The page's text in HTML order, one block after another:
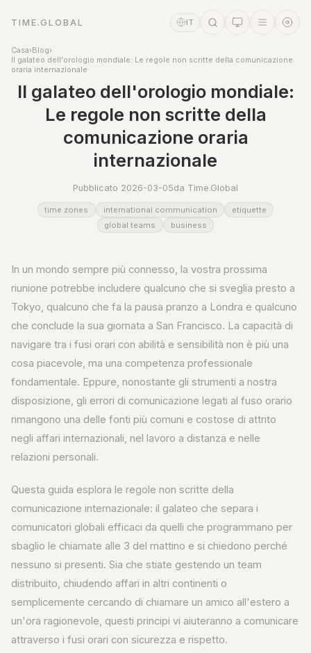
TIME.GLOBAL IT
Casa›Blog›
Il galateo dell'orologio mondiale: Le regole non scritte della comunicazione
oraria internazionale
Il galateo dell'orologio mondiale:
Le regole non scritte della
comunicazione oraria
internazionale
Pubblicato 2026-03-05da Time.Global
time zones international communication
etiquette
global teams
business
In un mondo sempre più connesso, la vostra prossima
riunione potrebbe includere qualcuno che si sveglia presto a
Tokyo, qualcuno che fa la pausa pranzo a Londra e qualcuno
che conclude la sua giornata a San Francisco. La capacità di
navigare tra i fusi orari con abilità e sensibilità non è più una
cosa piacevole, ma una competenza professionale
fondamentale. Eppure, nonostante gli strumenti a nostra
disposizione, gli errori di comunicazione legati al fuso orario
rimangono una delle fonti più comuni e costose di attrito
negli affari internazionali, nel lavoro a distanza e nelle
relazioni personali.
Questa guida esplora le regole non scritte della
comunicazione internazionale: il galateo che separa i
comunicatori globali efficaci da quelli che programmano per
sbaglio le chiamate alle 3 del mattino e si chiedono perché
nessuno si presenti. Sia che stiate gestendo un team
distribuito, chiudendo affari in altri continenti o
semplicemente cercando di chiamare un amico all'estero a
un'ora ragionevole, questi principi vi aiuteranno a comunicare
attraverso i fusi orari con sicurezza e rispetto.
Assistente a tempo
Online